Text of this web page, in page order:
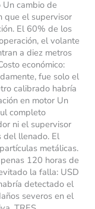
cambio de
que el supervisor
El 60% de los
el volante
a diez metros
económico:
fue solo el
calibrado habría
en motor Un
completo
ni el supervisor
del llenado. El
metálicas.
120 horas de
la falla: USD
detectado el
severos en el